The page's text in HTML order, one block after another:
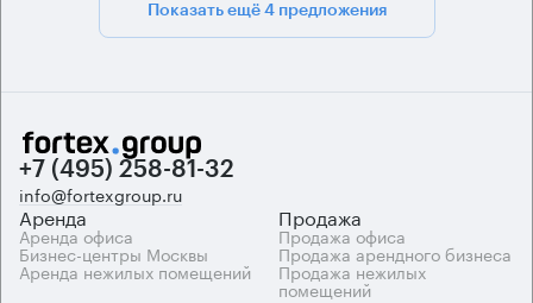
Показать ещё 4 предложения
+7 (495) 258-81-32
info@fortexgroup.ru
Аренда
Аренда офиса
Бизнес-центры Москвы
Аренда нежилых помещений
Продажа
Продажа офиса
Продажа арендного бизнеса
Продажа нежилых
помещений